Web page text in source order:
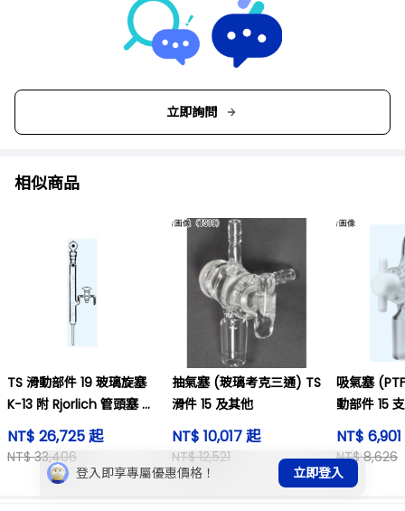
立即詢問
相似商品
TS 滑動部件 19 玻璃旋塞
K−13 附 Rjorlich 管頭塞 及
其他
NT$ 26,725 起
NT$ 33,406
抽氣塞 (玻璃考克三通) TS
滑件 15 及其他
NT$ 10,017 起
NT$ 12,521
吸氣塞
動部件 15
φ8 mm 及
NT$
NT$ 8,626
登入即享專屬優惠價格！
立即登入